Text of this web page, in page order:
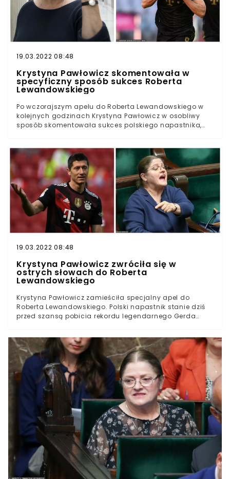
19.03.2022 08:48
Krystyna Pawłowicz skomentowała w
specyficzny sposób sukces Roberta
Lewandowskiego
Po wczorajszym apelu do Roberta Lewandowskiego w
kolejnych godzinach Krystyna Pawłowicz w osobliwy
sposób skomentowała sukces polskiego napastnika,
kolejkach Bundesligi, na jedną rundę przed
zakończeniem sezonu 2021/22, Robert Lewandowski
potrzebował jednej bramki, by pobić trwający niemal 50
lat rekord Gerda Müllera. Na przełomie lat 1971/72
Niemiec strzelił 40 bramek w jednym sezonie niemieckiej
ekstraklasy.Polski napastnik wyrównał osiągnięcie
Müllera przed tygodniem, gdy z rzutu karnego pokonał
bramkarza Freiburga. W minioną sobotę popularny Lewy
stanął tym samym przed szansą pobicia legendarnego
wyczynu Niemca.
19.03.2022 08:48
Krystyna Pawłowicz zwróciła się w
ostrych słowach do Roberta
Lewandowskiego
Krystyna Pawłowicz zamieściła specjalny apel do
Roberta Lewandowskiego. Polski napastnik stanie dziś
przed szansą pobicia rekordu legendarnego Gerda
komentują internauci.W 33. kolejkach Bundesligi Robert
Lewandowski strzelił 40 bramek. Przed tygodniem,
pokonując bramkarza Freiburga, Polak wyrównał
trwający blisko 50 lat rekord Gerda Müllera z sezonu
1971/72. W sobotę 22 maja napastnik Bayernu
Monachium stanie przed szansą prześcignięcia
legendarnego Niemca.Lewandowski zapisałby się tym
samym nie tylko w historii bawarskiego klubu, ale całej
niemieckiej ekstraklasy.